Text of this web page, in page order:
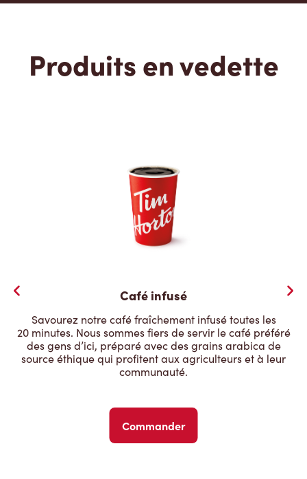
Produits en vedette
Café infusé
Savourez notre café fraîchement infusé toutes les
20 minutes. Nous sommes fiers de servir le café préféré
des gens d’ici, préparé avec des grains arabica de
source éthique qui profitent aux agriculteurs et à leur
communauté.
Commander